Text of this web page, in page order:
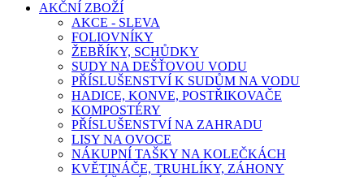
AKČNÍ ZBOŽÍ
AKCE - SLEVA
FOLIOVNÍKY
ŽEBŘÍKY, SCHŮDKY
SUDY NA DEŠŤOVOU VODU
PŘÍSLUŠENSTVÍ K SUDŮM NA VODU
HADICE, KONVE, POSTŘIKOVAČE
KOMPOSTÉRY
PŘÍSLUŠENSTVÍ NA ZAHRADU
LISY NA OVOCE
NÁKUPNÍ TAŠKY NA KOLEČKÁCH
KVĚTINÁČE, TRUHLÍKY, ZÁHONY